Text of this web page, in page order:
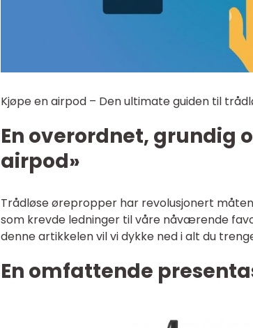
Kjøpe en airpod – Den ultimate guiden til
En overordnet, grundig
airpod»
Trådløse ørepropper har revolusjonert
som krevde ledninger til våre nåværende
denne artikkelen vil vi dykke ned i alt du
En omfattende